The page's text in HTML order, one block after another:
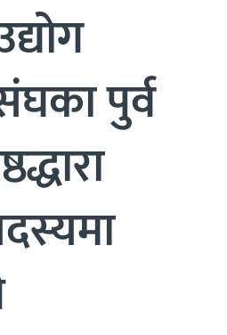
पुर्व